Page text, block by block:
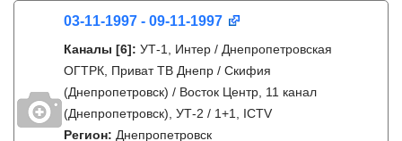
03-11-1997 - 09-11-1997
Каналы [6]: УТ-1, Интер / Днепропетровская
ОГТРК, Приват ТВ Днепр / Скифия
(Днепропетровск) / Восток Центр, 11 канал
(Днепропетровск), УТ-2 / 1+1, ICTV
Регион: Днепропетровск